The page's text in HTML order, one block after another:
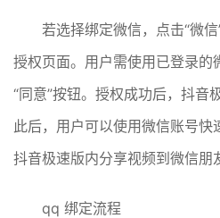
若选择绑定微信，点击“微
授权页面。用户需使用已登录的
“同意”按钮。授权成功后，抖音
此后，用户可以使用微信账号
抖音极速版内分享视频到微信朋
qq 绑定流程